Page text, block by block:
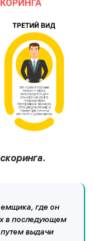
где он
в последующем
выдачи